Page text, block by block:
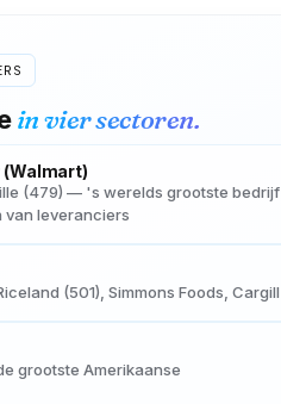
in vier sectoren.
(479) — 's werelds grootste bedrijf
van leveranciers
(501), Simmons Foods, Cargill
grootste Amerikaanse